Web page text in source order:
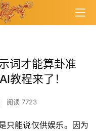
词才能算卦准
教程来了！
阅读 7723
只能说仅供娱乐。因为